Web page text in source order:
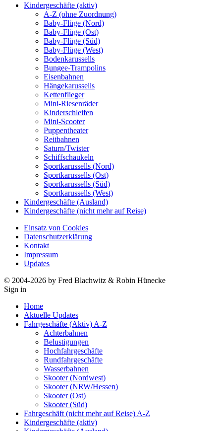
Kindergeschäfte (aktiv)
A-Z (ohne Zuordnung)
Baby-Flüge (Nord)
Baby-Flüge (Ost)
Baby-Flüge (Süd)
Baby-Flüge (West)
Bodenkarussells
Bungee-Trampolins
Eisenbahnen
Hängekarussells
Kettenflieger
Mini-Riesenräder
Kinderschleifen
Mini-Scooter
Puppentheater
Reitbahnen
Saturn/Twister
Schiffschaukeln
Sportkarussells (Nord)
Sportkarussells (Ost)
Sportkarussells (Süd)
Sportkarussells (West)
Kindergeschäfte (Ausland)
Kindergeschäfte (nicht mehr auf Reise)
Einsatz von Cookies
Datenschutzerklärung
Kontakt
Impressum
Updates
© 2004-2026 by Fred Blachwitz & Robin Hünecke
Sign in
Home
Aktuelle Updates
Fahrgeschäfte (Aktiv) A-Z
Achterbahnen
Belustigungen
Hochfahrgeschäfte
Rundfahrgeschäfte
Wasserbahnen
Skooter (Nordwest)
Skooter (NRW/Hessen)
Skooter (Ost)
Skooter (Süd)
Fahrgeschäft (nicht mehr auf Reise) A-Z
Kindergeschäfte (aktiv)